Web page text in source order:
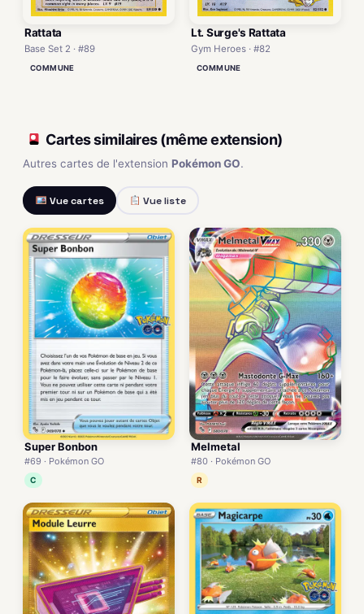
Rattata
Base Set 2 · #89
COMMUNE
Lt. Surge's Rattata
Gym Heroes · #82
COMMUNE
Cartes similaires (même extension)
Autres cartes de l'extension Pokémon GO.
Vue cartes Vue liste
Super Bonbon
#69 · Pokémon GO
C
Melmetal
#80 · Pokémon GO
R